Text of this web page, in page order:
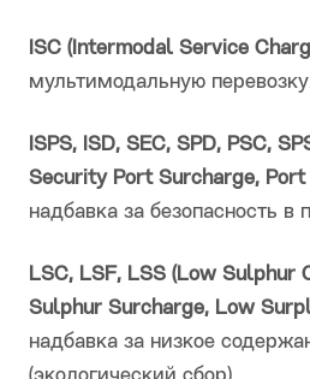
ISC (Intermodal Service
мультимодальную
ISPS, ISD, SEC, SPD, PSC,
Security Port Surcharge,
надбавка за безопасность в
LSC, LSF, LSS (Low Sulphur
Sulphur Surcharge, Low
надбавка за низкое